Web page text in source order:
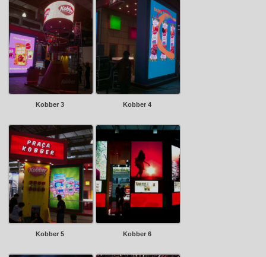
Kobber 3 Kobber 4
Kobber 5 Kobber 6